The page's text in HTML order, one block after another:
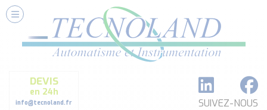
DEVIS
en 24h
info@tecnoland.fr SUIVEZ-NOUS
Nos Services
Conseils et Fourniture
Formation et Assistance
Architecture I-O Link multi fabricants